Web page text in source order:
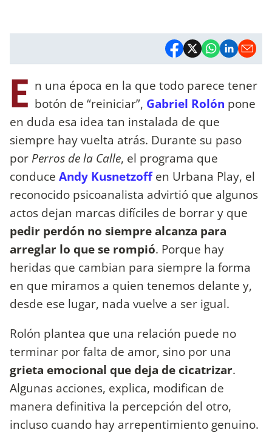
E n una época en la que todo parece tener
botón de “reiniciar”, Gabriel Rolón pone
en duda esa idea tan instalada de que
siempre hay vuelta atrás. Durante su paso
por Perros de la Calle, el programa que
conduce Andy Kusnetzoffen Urbana Play, el
reconocido psicoanalista advirtió que algunos
actos dejan marcas difíciles de borrar y que
pedir perdón no siempre alcanza para
arreglar lo que se rompió. Porque hay
heridas que cambian para siempre la forma
en que miramos a quien tenemos delante y,
desde ese lugar, nada vuelve a ser igual.
Rolón plantea que una relación puede no
terminar por falta de amor, sino por una
grieta emocional que deja de cicatrizar.
Algunas acciones, explica, modifican de
manera definitiva la percepción del otro,
incluso cuando hay arrepentimiento genuino.